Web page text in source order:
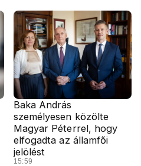
Baka András
személyesen közölte
Magyar Péterrel, hogy
elfogadta az államfői
jelölést
15:59